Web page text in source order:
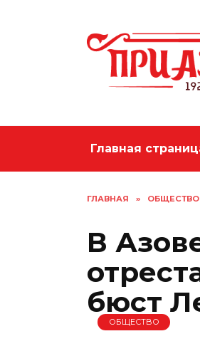
Главная
ГЛАВНАЯ » ОБЩЕСТВО
В
бюст
ОБЩЕСТВО